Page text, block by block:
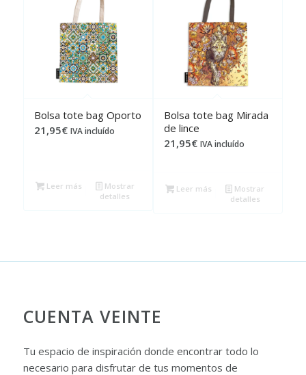
Bolsa tote bag Oporto
21,95€ IVA incluído
Leer más
Mostrar
detalles
Bolsa tote bag Mirada
de lince
21,95€ IVA incluído
Leer más
Mostrar
detalles
CUENTA VEINTE
Tu espacio de inspiración donde encontrar todo lo
necesario para disfrutar de tus momentos de